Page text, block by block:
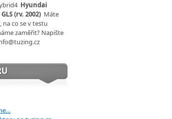
Hyundai
(rv. 2002) Máte
na co se v testu
zaměřit? Napište